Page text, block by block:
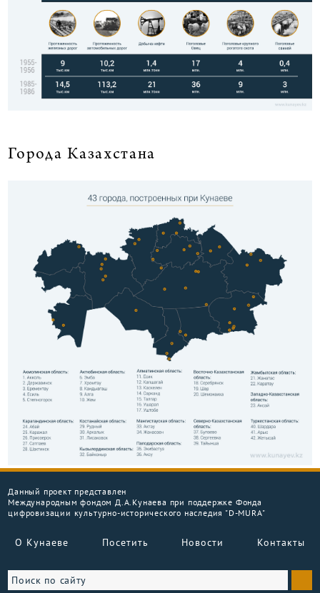
Города Казахстана
Данный проект представлен
Международным фондом Д.А.Кунаева при поддержке Фонда
цифровизации культурно-исторического наследия "D-MURA"
О Кунаеве Посетить Новости Контакты